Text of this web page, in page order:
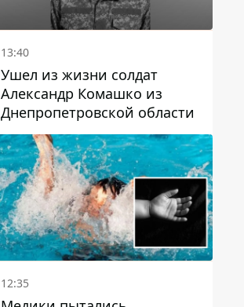
13:40
Ушел из жизни солдат
Александр Комашко из
Днепропетровской области
12:35